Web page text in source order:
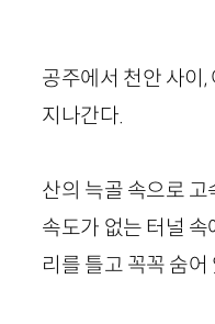
공주에서 천안 사이
지나간다.
산의 늑골 속으로
속도가 없는 터널
리를 틀고 꼭꼭 숨어